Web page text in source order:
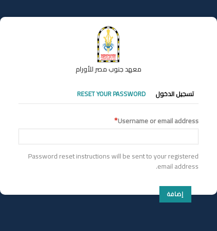
إلى
المحتوى
معهد جنوب مصر للأورام
التبويبات
الأساسية
تسجيل الدخول RESET YOUR PASSWORD
Username or email address
Password reset instructions will be sent to your registered
email address.